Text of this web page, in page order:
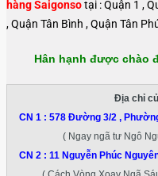
hàng Saigonsotại : Quận 1 ,
, Quận Tân Bình , Quận Tân
Hân hạnh được chào
Địa chỉ
CN 1 : 578 Đường 3/2 ,
( Ngay ngã tư Ngô
CN 2 : 11 Nguyễn Phúc